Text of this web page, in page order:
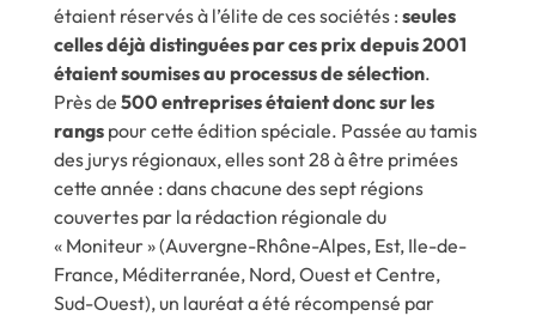
étaient réservés à l’élite de ces sociétés : seules
celles déjà distinguées par ces prix depuis 2001
étaient soumises au processus de sélection.
Près de 500 entreprises étaient donc sur les
rangspour cette édition spéciale. Passée au tamis
des jurys régionaux, elles sont 28 à être primées
cette année : dans chacune des sept régions
couvertes par la rédaction régionale du
« Moniteur » (Auvergne-Rhône-Alpes, Est, Ile-de-
France, Méditerranée, Nord, Ouest et Centre,
Sud-Ouest), un lauréat a été récompensé par